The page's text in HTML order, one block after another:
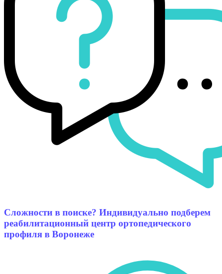
Сложности в поиске? Индивидуально подберем
реабилитационный центр ортопедического
профиля в Воронеже